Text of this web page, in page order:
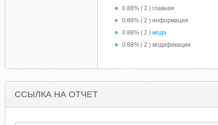
0.88% ( 2 ) главная
0.88% ( 2 ) информация
0.88% ( 2 ) мода
0.88% ( 2 ) модификации
ССЫЛКА НА ОТЧЕТ